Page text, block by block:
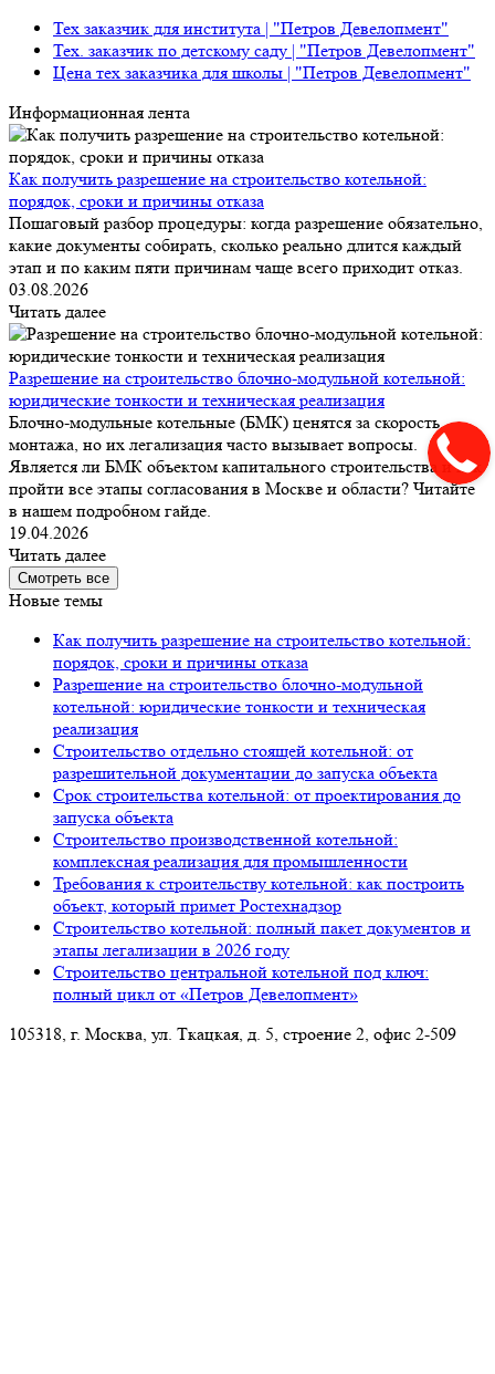
Тех заказчик для института | "Петров Девелопмент"
Тех. заказчик по детскому саду | "Петров Девелопмент"
Цена тех заказчика для школы | "Петров Девелопмент"
Информационная лента
Как получить разрешение на строительство котельной:
порядок, сроки и причины отказа
Пошаговый разбор процедуры: когда разрешение обязательно,
какие документы собирать, сколько реально длится каждый
этап и по каким пяти причинам чаще всего приходит отказ.
03.08.2026
Читать далее
Разрешение на строительство блочно-модульной котельной:
юридические тонкости и техническая реализация
Блочно-модульные котельные (БМК) ценятся за скорость
монтажа, но их легализация часто вызывает вопросы.
Является ли БМК объектом капитального строительства и как
пройти все этапы согласования в Москве и области? Читайте
в нашем подробном гайде.
19.04.2026
Читать далее
Смотреть все
Новые темы
Как получить разрешение на строительство котельной:
порядок, сроки и причины отказа
Разрешение на строительство блочно-модульной
котельной: юридические тонкости и техническая
реализация
Строительство отдельно стоящей котельной: от
разрешительной документации до запуска объекта
Срок строительства котельной: от проектирования до
запуска объекта
Строительство производственной котельной:
комплексная реализация для промышленности
Требования к строительству котельной: как построить
объект, который примет Ростехнадзор
Строительство котельной: полный пакет документов и
этапы легализации в 2026 году
Строительство центральной котельной под ключ:
полный цикл от «Петров Девелопмент»
105318, г. Москва, ул. Ткацкая, д. 5, строение 2, офис 2-509